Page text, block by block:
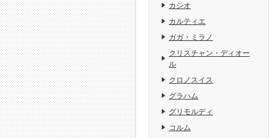
カシオ
カルティエ
ガガ・ミラノ
クリスチャン・ディオー
ル
クロノスイス
グラハム
グリモルディ
コルム